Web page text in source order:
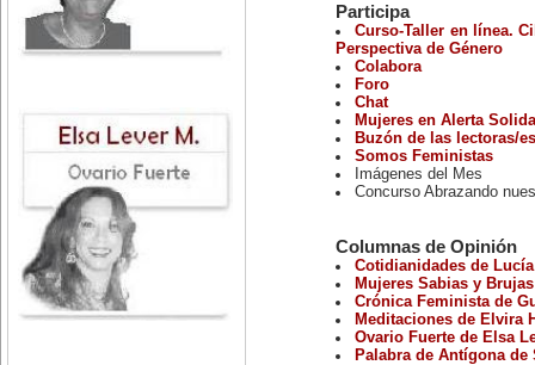
Participa
Curso-Taller en línea.
Perspectiva de Género
Colabora
Foro
Chat
Mujeres en Alerta
Buzón de las lectoras/es
Somos Feministas
Imágenes del Mes
Concurso Abrazando
Columnas de Opinión
Cotidianidadesde Lucía
Mujeres Sabias y
Crónica Feministade
Meditacionesde Elvira
Ovario Fuertede Elsa
Palabra de Antígonade